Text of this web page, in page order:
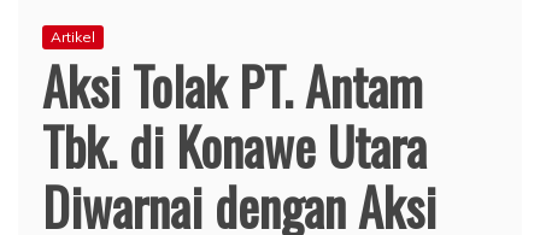
Artikel
Aksi Tolak PT. Antam
Tbk. di Konawe Utara
Diwarnai dengan Aksi